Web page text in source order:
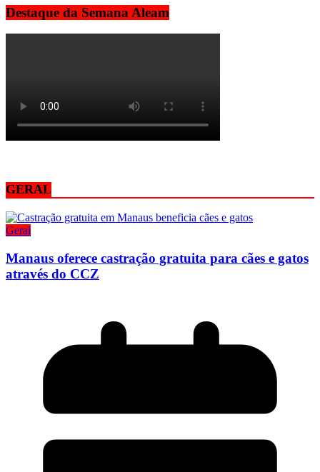
Destaque da Semana Aleam
GERAL
Geral
Manaus oferece castração gratuita para cães e gatos
através do CCZ